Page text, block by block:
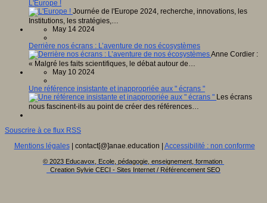
L'Europe !
Journée de l'Europe 2024, recherche, innovations, les
Institutions, les stratégies,…
May 14 2024
Derrière nos écrans : L’aventure de nos écosystèmes
Anne Cordier :
« Malgré les faits scientifiques, le débat autour de…
May 10 2024
Une référence insistante et inappropriée aux " écrans "
Les écrans
nous fascinent-ils au point de créer des références…
Souscrire à ce flux RSS
Mentions légales| contact[@]anae.education | Accessibilité : non conforme
© 2023 Educavox, Ecole, pédagogie, enseignement, formation
Creation Sylvie CECI - Sites Internet / Référencement SEO